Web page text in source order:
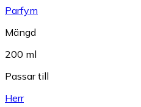
Parfym
Mängd
200 ml
Passar till
Herr